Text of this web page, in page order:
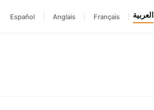
العربية Français
Anglais
Español